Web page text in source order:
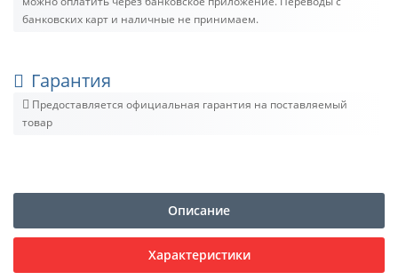
банковских карт и наличные не принимаем.
Гарантия
Предоставляется официальная гарантия на поставляемый
товар
Описание
Характеристики